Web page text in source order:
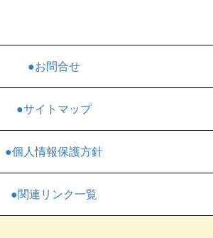
●お問合せ
●サイトマップ
●個人情報保護方針
●関連リンク一覧